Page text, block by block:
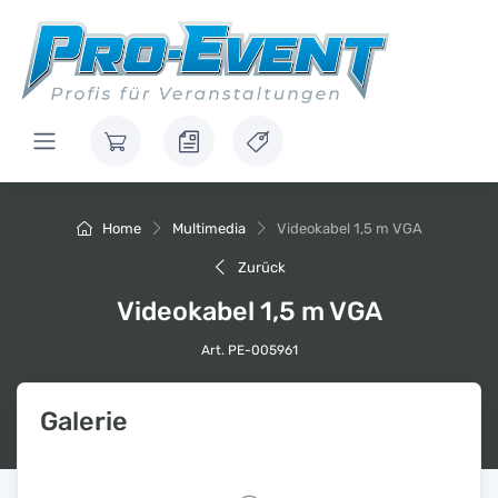
Home Multimedia Videokabel 1,5 m VGA
Zurück
Videokabel 1,5 m VGA
Art. PE-005961
Galerie